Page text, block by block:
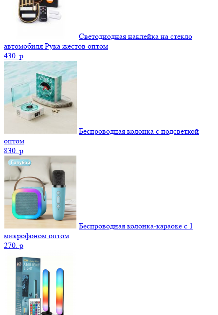
Светодиодная наклейка на стекло
автомобиля Рука жестов оптом
430. p
Беспроводная колонка с подсветкой
оптом
830. p
Беспроводная колонка-караоке с 1
микрофоном оптом
270. p